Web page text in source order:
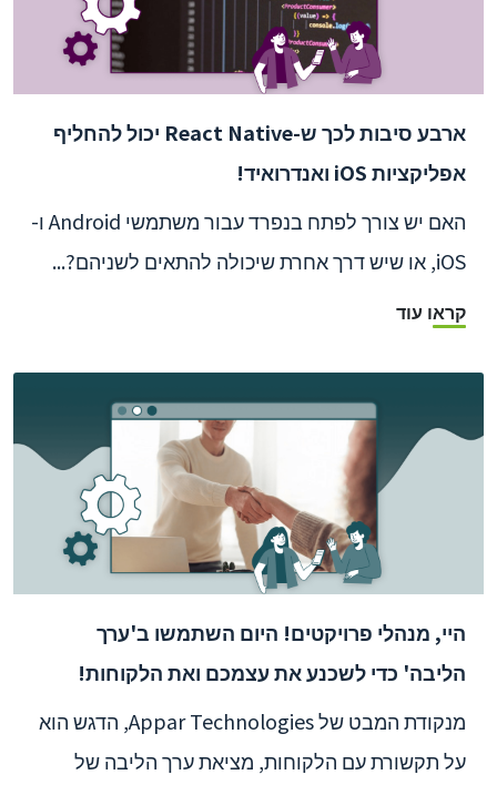
ארבע סיבות לכך ש-React Native יכול להחליף
אפליקציות iOS ואנדרואיד!
האם יש צורך לפתח בנפרד עבור משתמשי Android ו-
iOS, או שיש דרך אחרת שיכולה להתאים לשניהם?...
קראו עוד
היי, מנהלי פרויקטים! היום השתמשו ב'ערך
הליבה' כדי לשכנע את עצמכם ואת הלקוחות!
מנקודת המבט של Appar Technologies, הדגש הוא
על תקשורת עם הלקוחות, מציאת ערך הליבה של